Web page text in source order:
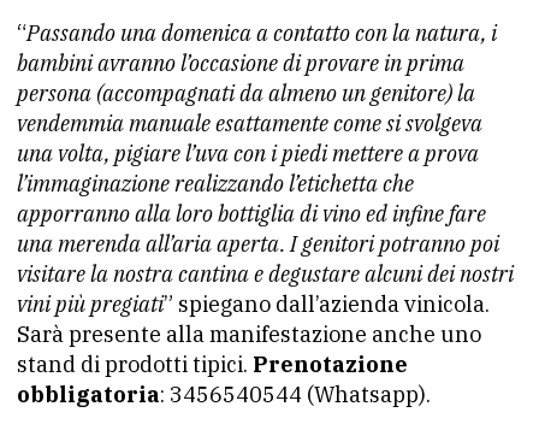
“Passando una domenica a contatto con la natura, i
bambini avranno l’occasione di provare in prima
persona (accompagnati da almeno un genitore) la
vendemmia manuale esattamente come si svolgeva
una volta, pigiare l’uva con i piedi mettere a prova
l’immaginazione realizzando l’etichetta che
apporranno alla loro bottiglia di vino ed infine fare
una merenda all’aria aperta. I genitori potranno poi
visitare la nostra cantina e degustare alcuni dei nostri
vini più pregiati” spiegano dall’azienda vinicola.
Sarà presente alla manifestazione anche uno
stand di prodotti tipici. Prenotazione
obbligatoria: 3456540544 (Whatsapp).